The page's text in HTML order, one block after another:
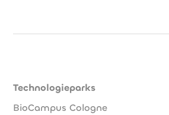
Technologieparks
BioCampus Cologne